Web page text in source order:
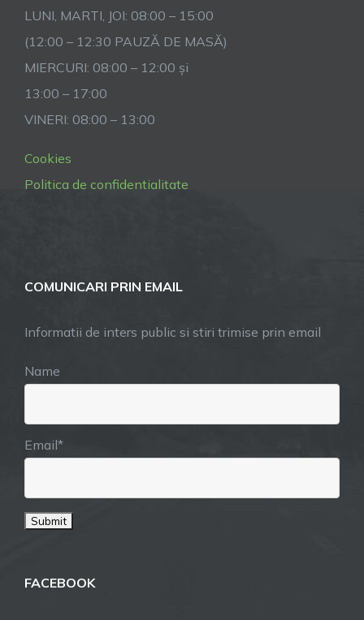
LUNI, MARTI, JOI: 08:00 – 15:00
(12:00 – 12:30 PAUZĂ DE MASĂ)
MIERCURI: 08:00 – 12:00 și
13:00 – 17:00
VINERI: 08:00 – 13:00
Cookies
Politica de confidentialitate
COMUNICARI PRIN EMAIL
Informatii de inters public si stiri trimise prin email
Name
Email*
FACEBOOK